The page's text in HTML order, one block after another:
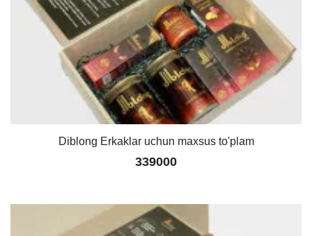
Diblong Erkaklar uchun maxsus to'plam
339000